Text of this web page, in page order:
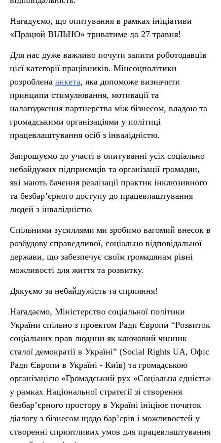
Нагадуємо, що опитування в рамках ініціативи
«Працюй ВІЛЬНО» триватиме до 27 травня!
Для нас дуже важливо почути запити роботодавців
цієї категорії працівників. Мінсоцполітики
розроблена анкета, яка допоможе визначити
принципи стимулювання, мотивації та
налагодження партнерства між бізнесом, владою та
громадськими організаціями у політиці
працевлаштування осіб з інвалідністю.
Запрошуємо до участі в опитуванні усіх соціально
небайдужих підприємців та організації громадян,
які мають бачення реалізації практик інклюзивного
та безбар’єрного доступу до працевлаштування
людей з інвалідністю.
Спільними зусиллями ми зробимо вагомий внесок в
розбудову справедливої, соціально відповідальної
держави, що забезпечує своїм громадянам рівні
можливості для життя та розвитку.
Дякуємо за небайдужість та сприяння!
Нагадаємо, Міністерство соціальної політики
України спільно з проектом Ради Європи “Розвиток
соціальних прав людини як ключовий чинник
сталої демократії в Україні” (Social Rights UA, Офіс
Ради Європи в Україні - Київ) та громадською
організацією «Громадський рух «Соціальна єдність»
у рамках Національної стратегії зі створення
безбар’єрного простору в Україні ініціює початок
діалогу з бізнесом щодо бар’єрів і можливостей у
створенні сприятливих умов для працевлаштування